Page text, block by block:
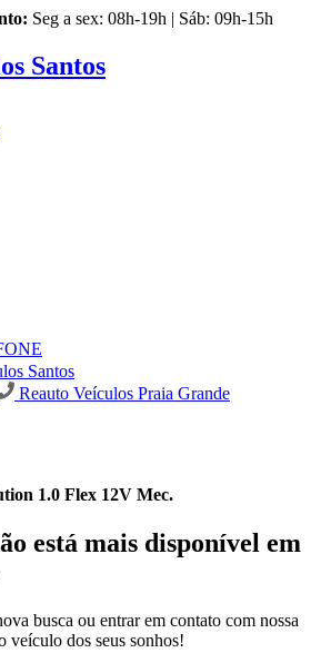
Seg a sex: 08h-19h | Sáb: 09h-15h
Santos
Santos
Reauto Veículos Praia Grande
1.0 Flex 12V Mec.
está mais disponível em
busca ou entrar em contato com nossa
veículo dos seus sonhos!